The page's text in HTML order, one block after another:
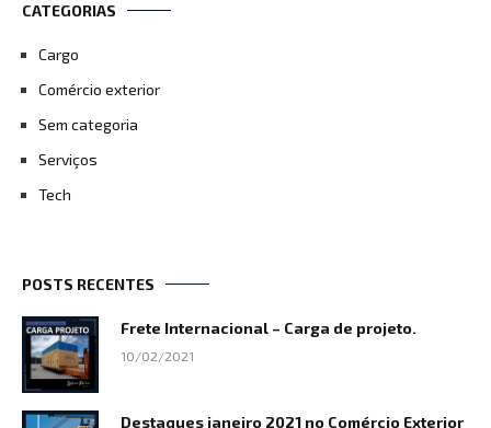
CATEGORIAS
Cargo
Comércio exterior
Sem categoria
Serviços
Tech
POSTS RECENTES
Frete Internacional – Carga de projeto.
10/02/2021
Destaques janeiro 2021 no Comércio Exterior